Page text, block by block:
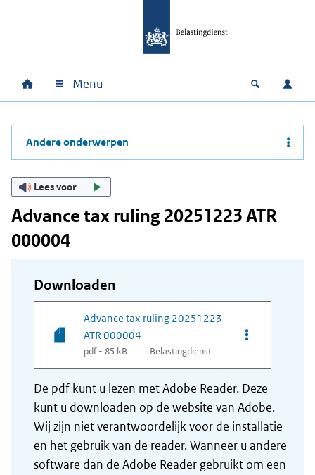
Hoofdnavigatie
Home Menu Open
Andere onderwerpen
Lees voor
Advance tax ruling 20251223 ATR
000004
Downloaden
Advance tax ruling 20251223
ATR 000004
pdf - 85 kB Belastingdienst
Opties van
De pdf kunt u lezen met Adobe Reader. Deze
kunt u downloaden op de website van Adobe.
Wij zijn niet verantwoordelijk voor de installatie
en het gebruik van de reader. Wanneer u andere
software dan de Adobe Reader gebruikt om een